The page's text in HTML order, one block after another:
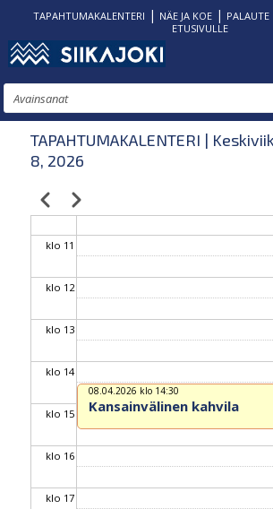
Hyppää
pääsisältöön
TAPAHTUMAKALENTERI | NÄE JA KOE| PALAUTE
ETUSIVULLE
Etsi
TAPAHTUMAKALENTERI |
8, 2026
Sivutus
EdellinenSeuraava
klo 08
klo 09
klo 10
klo 11
klo 12
klo 13
klo 14
klo 15
klo 16
klo 17
08.04.2026 klo 14:30
Kansainvälinen kahvila